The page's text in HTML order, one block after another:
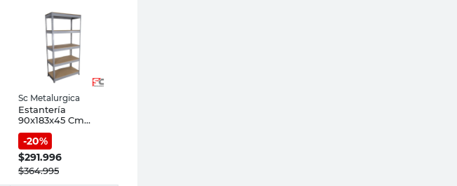
Sc Metalurgica
Estantería
90x183x45 Cm
Metal Gris Sc
Metalúrgica
-20%
$291.996
$364.995